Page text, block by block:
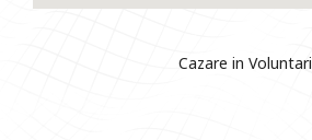
Cazare in Voluntari